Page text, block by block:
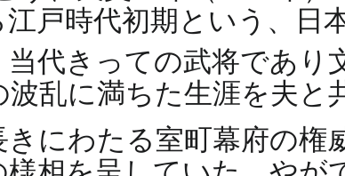
戸時代初期という、
当代きっての武将であ
乱に満ちた生涯を夫と
にわたる室町幕府の